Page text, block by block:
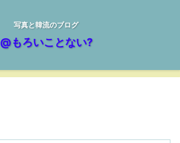
写真と韓流のブログ
@もろいことない?